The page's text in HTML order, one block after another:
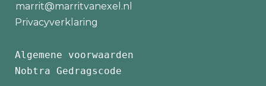
marrit@marritvanexel.nl
Privacyverklaring
Algemene voorwaarden
Nobtra Gedragscode